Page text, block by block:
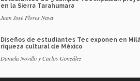
en la Sierra Tarahumara
Juan José Flores Nava
Diseños de estudiantes Tec exponen en
riqueza cultural de México
Daniela Novillo y Carlos González